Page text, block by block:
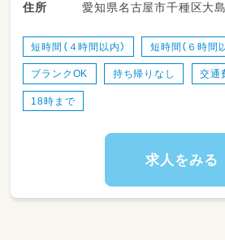
住所 愛知県名古屋市千種区大
短時間（４時間以内） 短時間（６時間
ブランクOK 持ち帰りなし 交通
18時まで
求人をみる